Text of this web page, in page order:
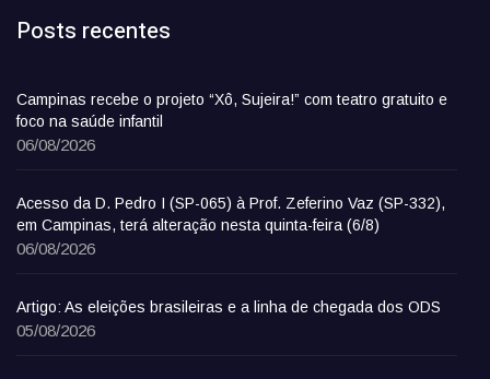
Posts recentes
Campinas recebe o projeto “Xô, Sujeira!” com teatro gratuito e
foco na saúde infantil
06/08/2026
Acesso da D. Pedro I (SP-065) à Prof. Zeferino Vaz (SP-332),
em Campinas, terá alteração nesta quinta-feira (6/8)
06/08/2026
Artigo: As eleições brasileiras e a linha de chegada dos ODS
05/08/2026